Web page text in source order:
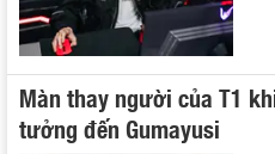
Màn thay người của T1
tưởng đến Gumayusi